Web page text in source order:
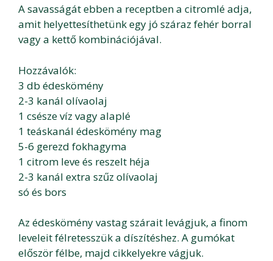
A savasságát ebben a receptben a citromlé adja,
amit helyettesíthetünk egy jó száraz fehér borral
vagy a kettő kombinációjával.
Hozzávalók:
3 db édeskömény
2-3 kanál olívaolaj
1 csésze víz vagy alaplé
1 teáskanál édeskömény mag
5-6 gerezd fokhagyma
1 citrom leve és reszelt héja
2-3 kanál extra szűz olívaolaj
só és bors
Az édeskömény vastag szárait levágjuk, a finom
leveleit félretesszük a díszítéshez. A gumókat
először félbe, majd cikkelyekre vágjuk.